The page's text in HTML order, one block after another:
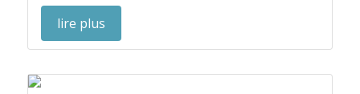
lire plus